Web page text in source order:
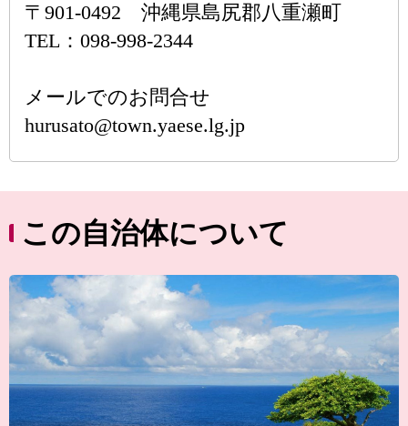
〒901-0492 沖縄県島尻郡八重瀬町
TEL：098-998-2344
メールでのお問合せ
hurusato@town.yaese.lg.jp
この自治体について